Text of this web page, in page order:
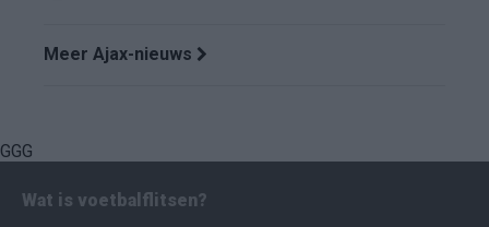
Meer Ajax-nieuws
GGG
Wat is voetbalflitsen?